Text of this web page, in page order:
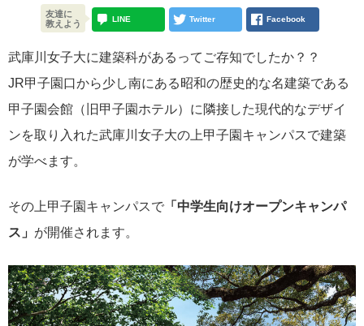
武庫川女子大に建築科があるってご存知でしたか？？
JR甲子園口から少し南にある昭和の歴史的な名建築である
甲子園会館（旧甲子園ホテル）に隣接した現代的なデザイ
ンを取り入れた武庫川女子大の上甲子園キャンパスで建築
が学べます。
その上甲子園キャンパスで 「中学生向けオープンキャンパ
ス」 が開催されます。
友達に
教えよう
LINE Twitter Facebook